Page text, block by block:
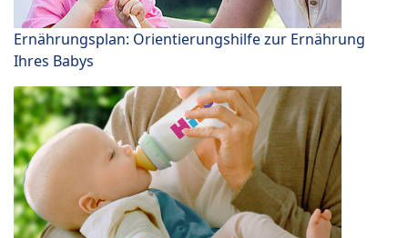
Ernährungsplan: Orientierungshilfe zur Ernährung
Ihres Babys